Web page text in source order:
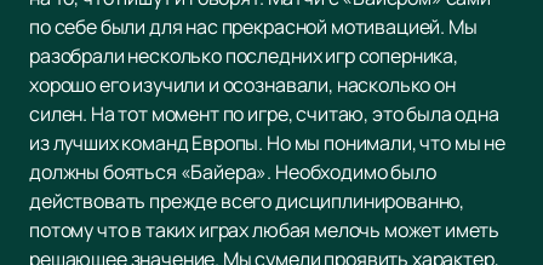
по себе были для нас прекрасной мотивацией. Мы
разобрали несколько последних игр соперника,
хорошо его изучили и осознавали, насколько он
силен. На тот момент по игре, считаю, это была одна
из лучших команд Европы. Но мы понимали, что мы не
должны бояться «Байера». Необходимо было
действовать прежде всего дисциплинированно,
потому что в таких играх любая мелочь может иметь
решающее значение. Мы сумели проявить характер,